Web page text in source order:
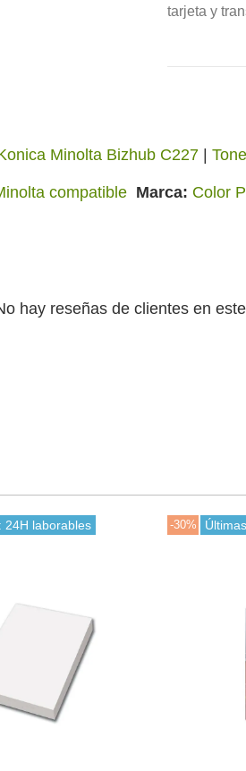
tarjeta y
Minolta Bizhub C227
compatible Marca Color
hay reseñas de clientes en
en stock -30% En